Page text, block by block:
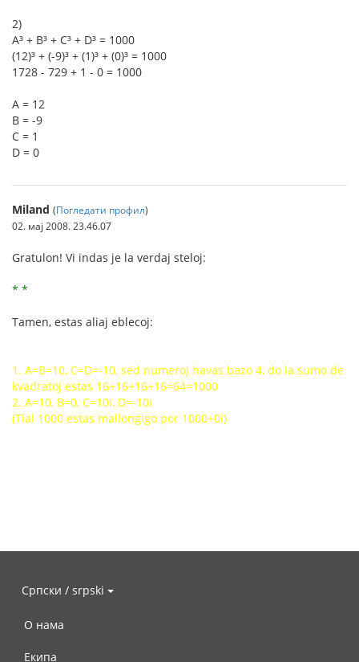
2)
A³ + B³ + C³ + D³ = 1000
(12)³ + (-9)³ + (1)³ + (0)³ = 1000
1728 - 729 + 1 - 0 = 1000
A = 12
B = -9
C = 1
D = 0
Miland (Погледати профил)
02. мај 2008. 23.46.07
Gratulon! Vi indas je la verdaj steloj:
* *
Tamen, estas aliaj eblecoj:
1. A=B=10, C=D=-10, sed numeroj havas bazo 4, do la sumo de
kvadratoj estas 16+16+16+16=64=1000
2. A=10, B=0, C=10i, D=-10i
(Tial 1000 estas mallongigo por 1000+0i)
Српски / srpski
О нама
Екипа